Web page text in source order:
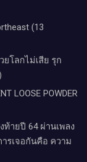
(13
โลกไม่เสีย รุก
LOOSE POWDER
ายปี 64 ผ่านเพลง
รเจอกันคือ ความ